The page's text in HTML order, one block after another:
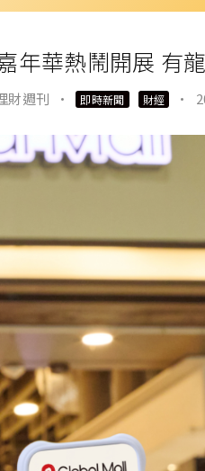
年華熱鬧開展 有
財週刊 · 即時新聞 財經 ·